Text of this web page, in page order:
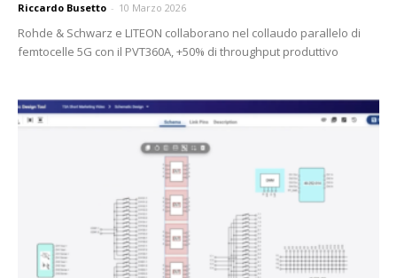
Riccardo Busetto - 10 Marzo 2026
Rohde & Schwarz e LITEON collaborano nel collaudo parallelo di
femtocelle 5G con il PVT360A, +50% di throughput produttivo